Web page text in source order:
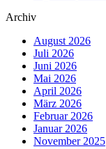
Archiv
August 2026
Juli 2026
Juni 2026
Mai 2026
April 2026
März 2026
Februar 2026
Januar 2026
November 2025